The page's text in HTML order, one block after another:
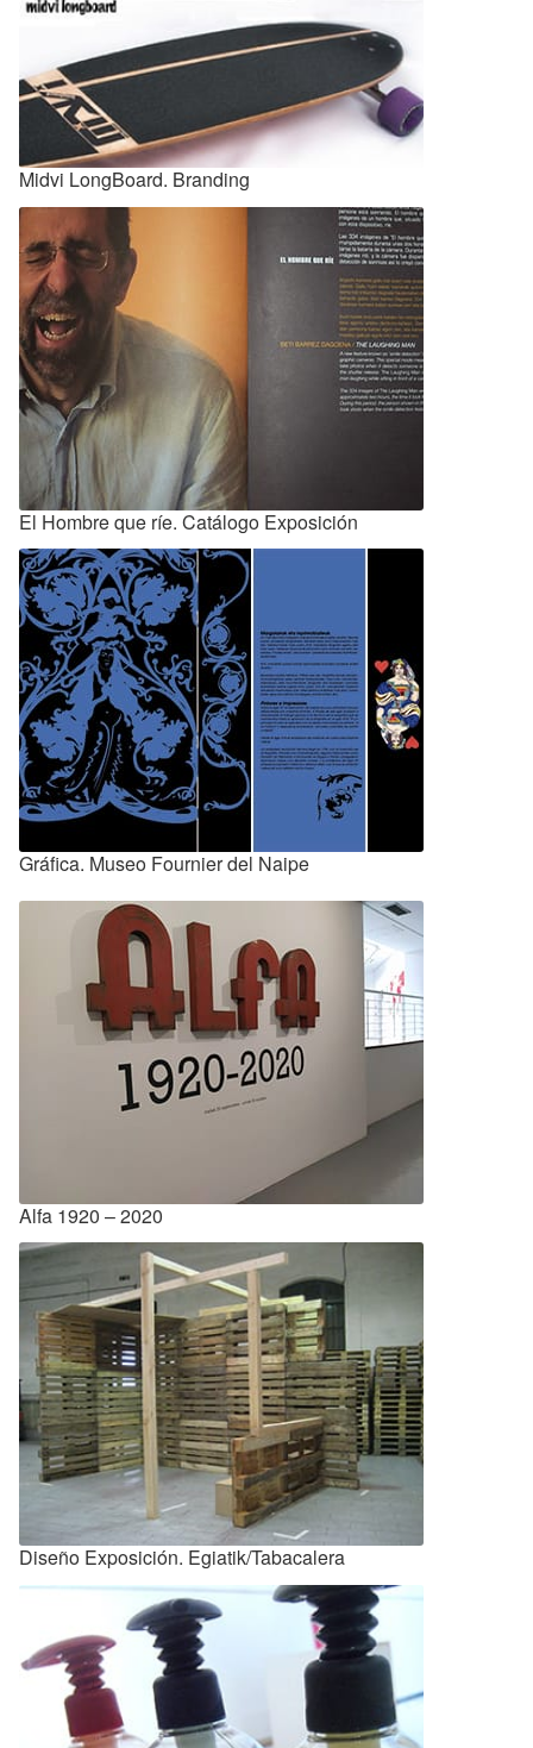
Rotulación
Midvi LongBoard. Branding
El Hombre que ríe. Catálogo Exposición
Gráfica. Museo Fournier del Naipe
Alfa 1920 – 2020
Diseño Exposición. Egiatik/Tabacalera